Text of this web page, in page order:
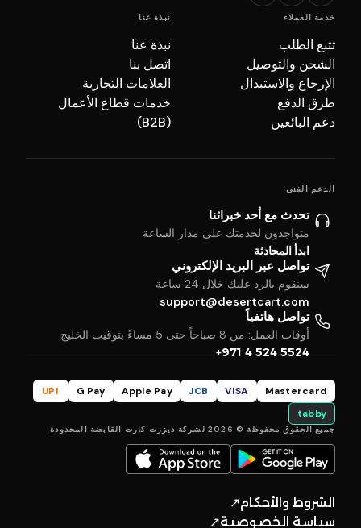
خدمة العملاء
تتبع الطلب
الشحن والتوصيل
الإرجاع والاستبدال
طرق الدفع
دعم البائعين
نبذة عنا
نبذة عنا
اتصل بنا
العلامات التجارية
خدمات قطاع الأعمال
(B2B)
الدعم الفني
تحدث مع أحد خبرائنا
متواجدون لخدمتك على مدار الساعة
ابدأ المحادثة
تواصل عبر البريد الإلكتروني
سنقوم بالرد عليك خلال 24 ساعة
support@desertcart.com
تواصل هاتفياً
أوقات العمل: من 8 صباحاً حتى 5 مساءً بتوقيت الخليج
+971 4 524 5524
Mastercard
VISA
JCB
Apple Pay
G Pay
UPI
tabby
جميع الحقوق محفوظة © 2026 لشركة ديزرت كارت القابضة المحدودة
الشروط والأحكام↗
سياسة الخصوصية↗